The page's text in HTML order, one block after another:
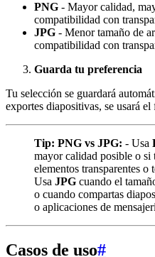
PNG - Mayor calidad,
compatibilidad con
JPG - Menor tamaño de
compatibilidad con
Guarda tu preferencia
Tu selección se guardará
exportes diapositivas, se usará
Tip: PNG vs JPG: - Usa
mayor calidad posible o si
elementos transparentes
Usa JPG cuando el
o cuando compartas
o aplicaciones de
Casos de uso#